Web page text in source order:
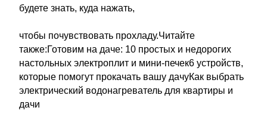
будете знать, куда нажать,
чтобы почувствовать прохладу.Читайте
также:Готовим на даче: 10 простых и недорогих
настольных электроплит и мини-печек6 устройств,
которые помогут прокачать вашу дачуКак выбрать
электрический водонагреватель для квартиры и
дачи